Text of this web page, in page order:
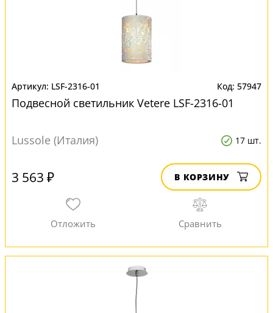
LSF-2316-01 57947
Подвесной светильник Vetere LSF-2316-01
Lussole (Италия) 17 шт.
3 563 ₽ В КОРЗИНУ